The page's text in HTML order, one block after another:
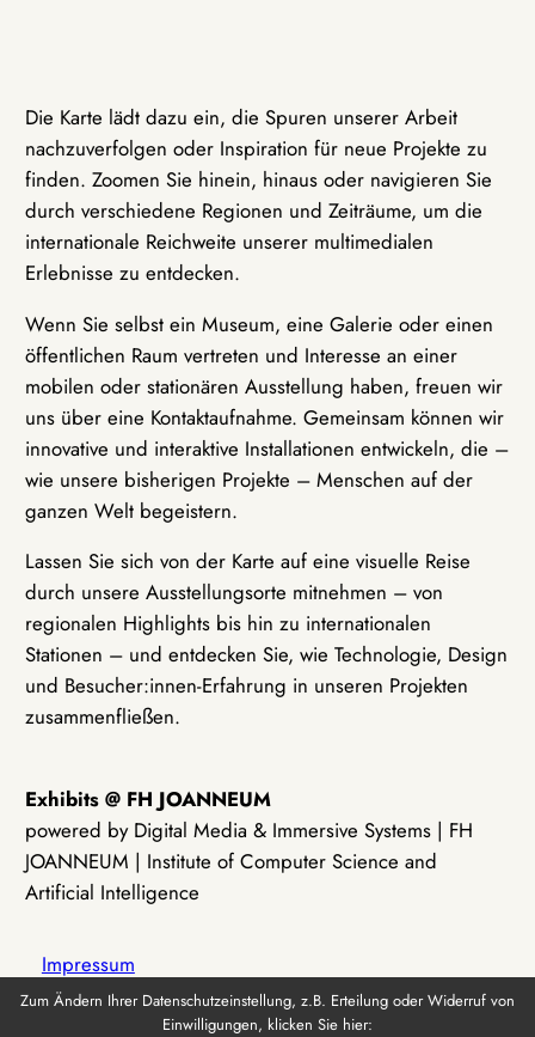
Die Karte lädt dazu ein, die Spuren unserer Arbeit
nachzuverfolgen oder Inspiration für neue Projekte zu
finden. Zoomen Sie hinein, hinaus oder navigieren Sie
durch verschiedene Regionen und Zeiträume, um die
internationale Reichweite unserer multimedialen
Erlebnisse zu entdecken.
Wenn Sie selbst ein Museum, eine Galerie oder einen
öffentlichen Raum vertreten und Interesse an einer
mobilen oder stationären Ausstellung haben, freuen wir
uns über eine Kontaktaufnahme. Gemeinsam können wir
innovative und interaktive Installationen entwickeln, die –
wie unsere bisherigen Projekte – Menschen auf der
ganzen Welt begeistern.
Lassen Sie sich von der Karte auf eine visuelle Reise
durch unsere Ausstellungsorte mitnehmen – von
regionalen Highlights bis hin zu internationalen
Stationen – und entdecken Sie, wie Technologie, Design
und Besucher:innen-Erfahrung in unseren Projekten
zusammenfließen.
Exhibits @ FH JOANNEUM
powered by Digital Media & Immersive Systems | FH
JOANNEUM | Institute of Computer Science and
Artificial Intelligence
Impressum
Zum Ändern Ihrer Datenschutzeinstellung, z.B. Erteilung oder Widerruf von
Einwilligungen, klicken Sie hier: